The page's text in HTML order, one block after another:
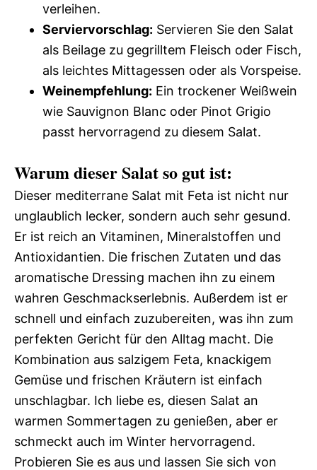
verleihen.
Serviervorschlag: Servieren Sie den Salat
als Beilage zu gegrilltem Fleisch oder Fisch,
als leichtes Mittagessen oder als Vorspeise.
Weinempfehlung: Ein trockener Weißwein
wie Sauvignon Blanc oder Pinot Grigio
passt hervorragend zu diesem Salat.
Warum dieser Salat so gut ist:
Dieser mediterrane Salat mit Feta ist nicht nur
unglaublich lecker, sondern auch sehr gesund.
Er ist reich an Vitaminen, Mineralstoffen und
Antioxidantien. Die frischen Zutaten und das
aromatische Dressing machen ihn zu einem
wahren Geschmackserlebnis. Außerdem ist er
schnell und einfach zuzubereiten, was ihn zum
perfekten Gericht für den Alltag macht. Die
Kombination aus salzigem Feta, knackigem
Gemüse und frischen Kräutern ist einfach
unschlagbar. Ich liebe es, diesen Salat an
warmen Sommertagen zu genießen, aber er
schmeckt auch im Winter hervorragend.
Probieren Sie es aus und lassen Sie sich von